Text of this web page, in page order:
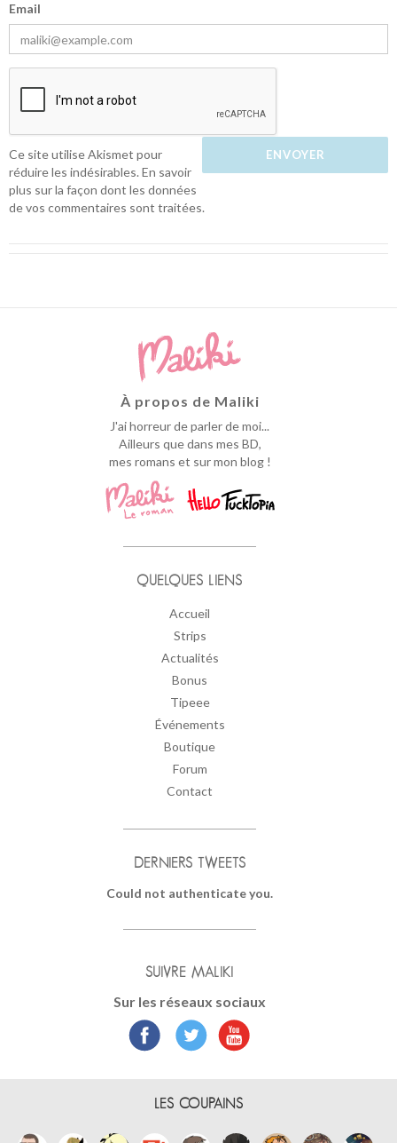
Email
Ce site utilise Akismet pour
réduire les indésirables.En savoir
plus sur la façon dont les données
de vos commentaires sont traitées.
À propos de Maliki
J'ai horreur de parler de moi...
Ailleurs que dans mes BD,
mes romans et sur mon blog !
QUELQUES LIENS
Accueil
Strips
Actualités
Bonus
Tipeee
Événements
Boutique
Forum
Contact
DERNIERS TWEETS
Could not authenticate you.
SUIVRE MALIKI
Sur les réseaux sociaux
LES COUPAINS